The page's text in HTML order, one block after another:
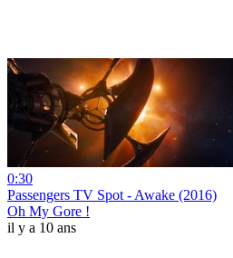
0:30
Passengers TV Spot - Awake (2016)
Oh My Gore !
il y a 10 ans